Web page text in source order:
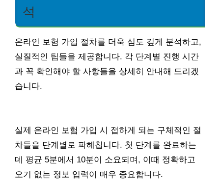
석
온라인 보험 가입 절차를 더욱 심도 깊게 분석하고,
실질적인 팁들을 제공합니다. 각 단계별 진행 시간
과 꼭 확인해야 할 사항들을 상세히 안내해 드리겠
습니다.
실제 온라인 보험 가입 시 접하게 되는 구체적인 절
차들을 단계별로 파헤칩니다. 첫 단계를 완료하는
데 평균 5분에서 10분이 소요되며, 이때 정확하고
오기 없는 정보 입력이 매우 중요합니다.